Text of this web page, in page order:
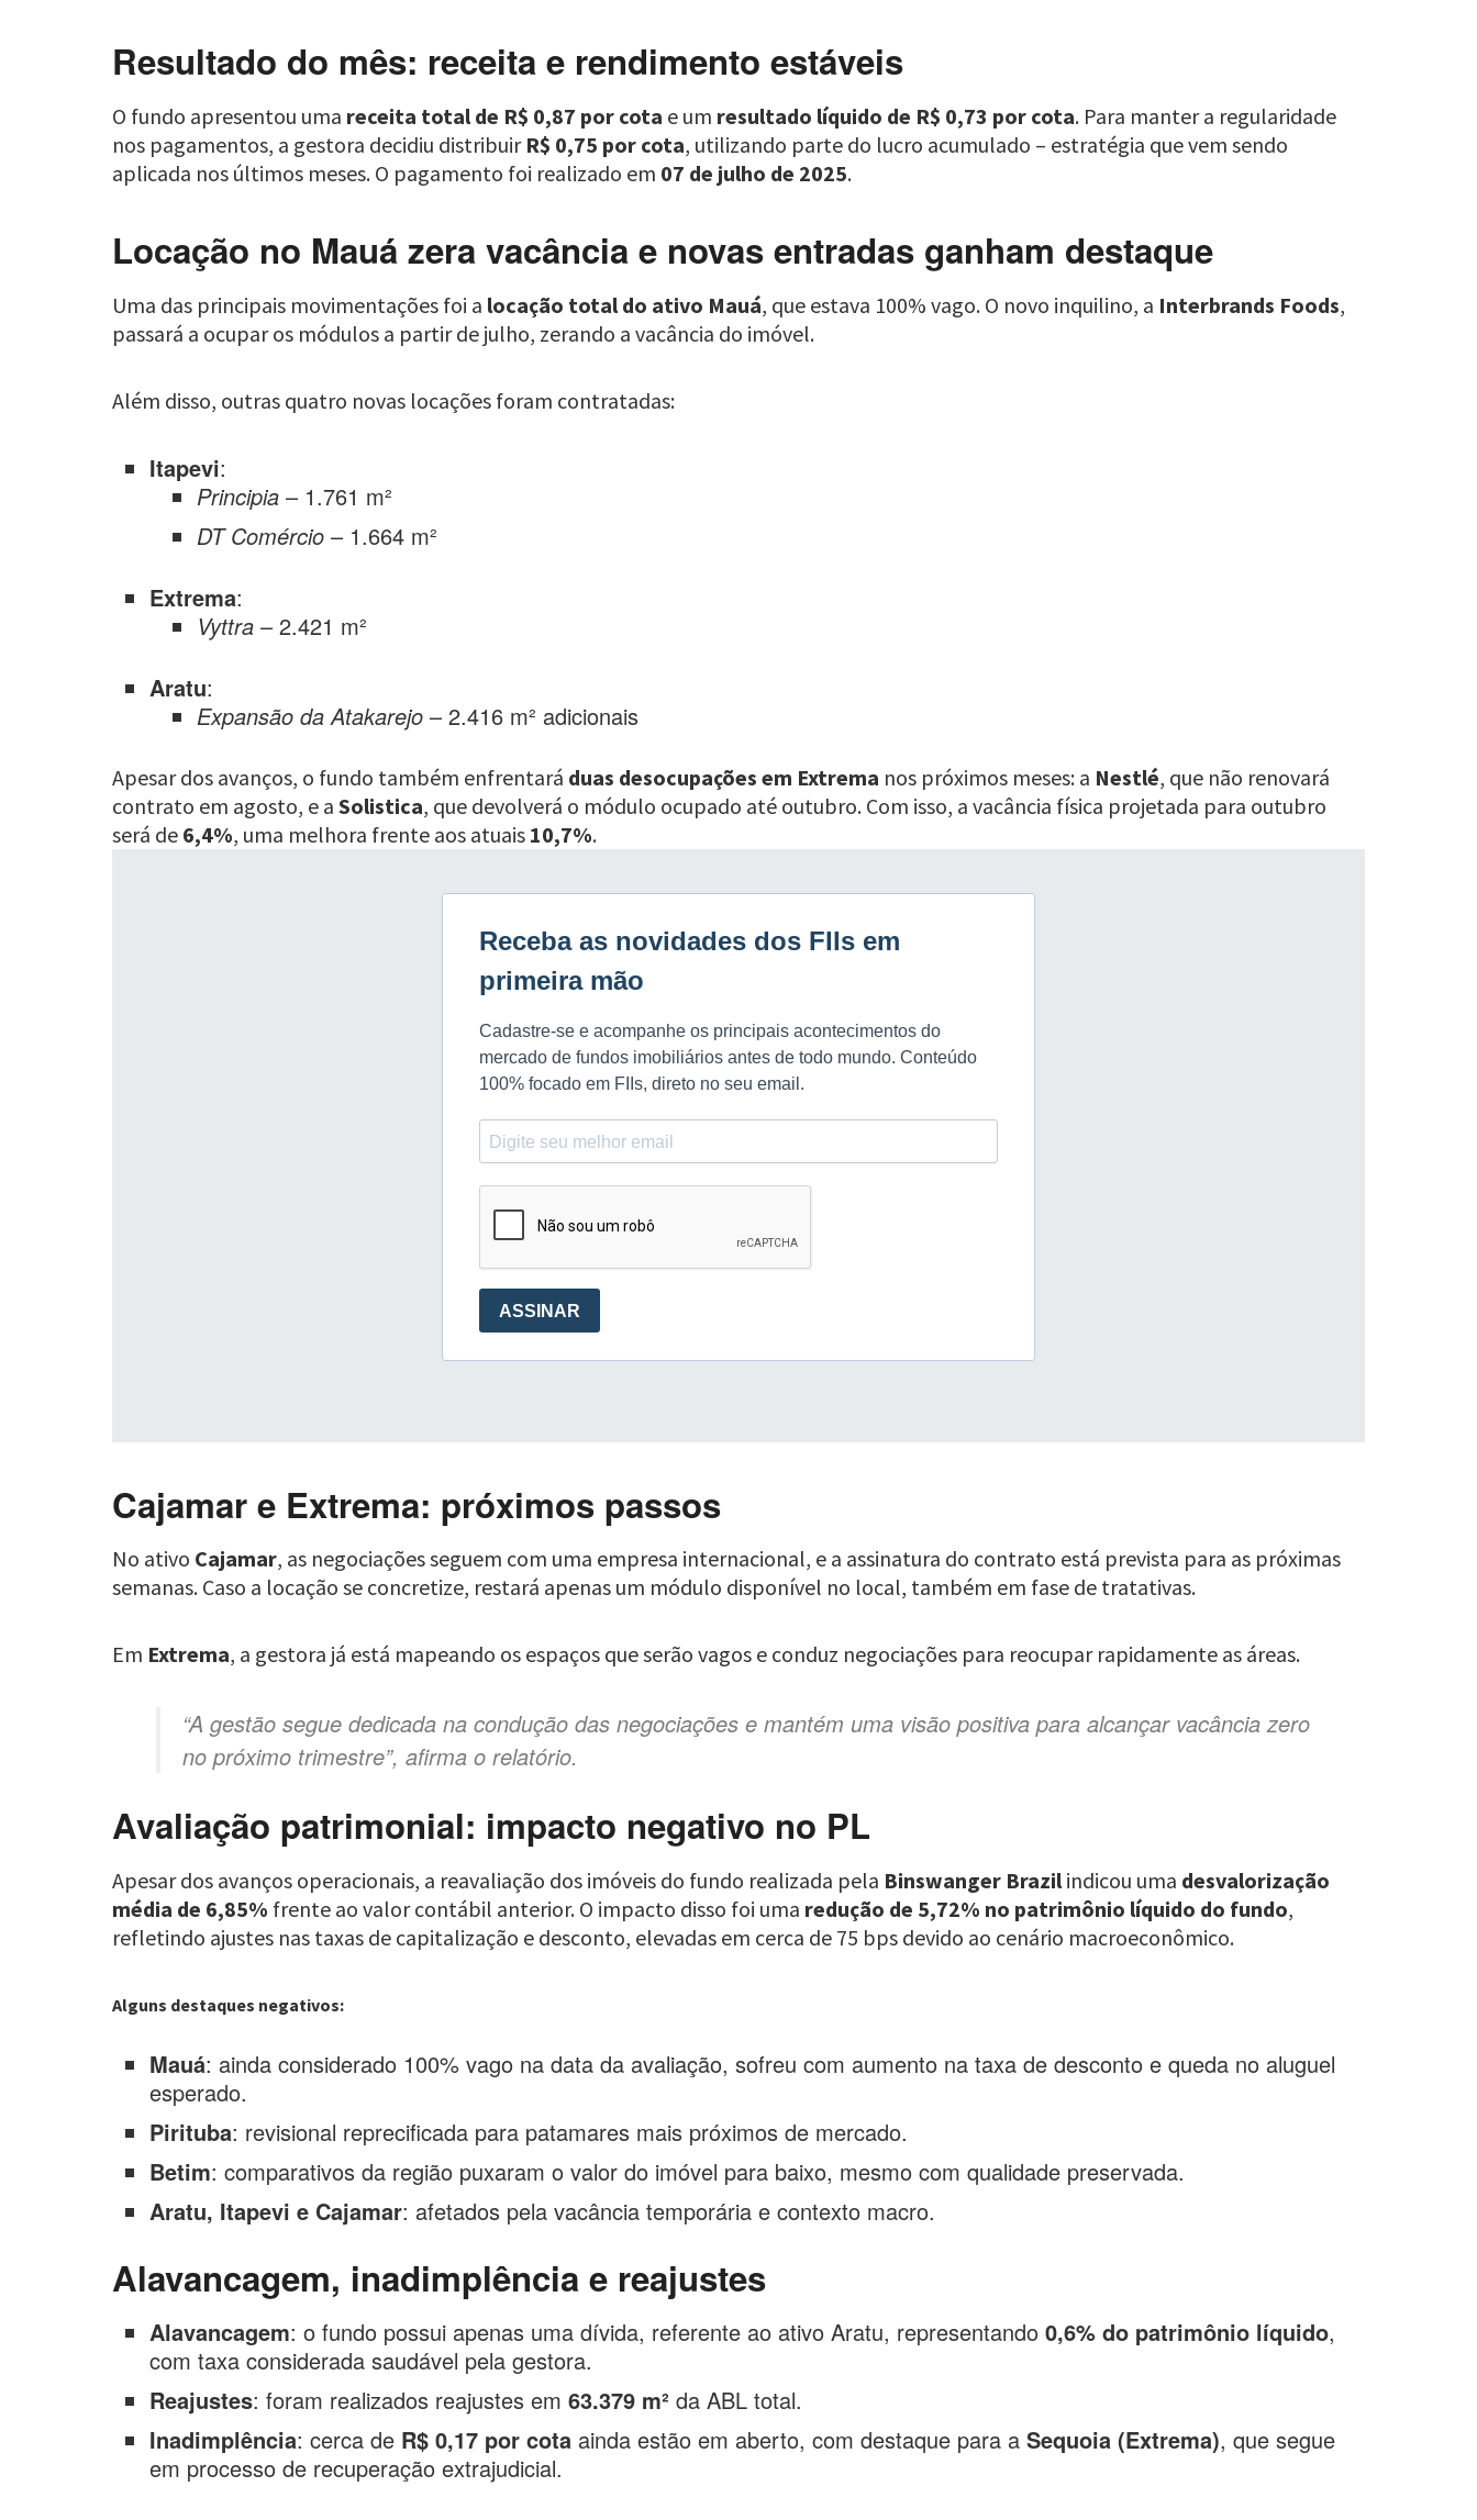
Resultado do mês: receita e rendimento estáveis
O fundo apresentou uma receita total de R$ 0,87 por cota e um resultado líquido de R$ 0,73 por cota. Para manter a regularidade
nos pagamentos, a gestora decidiu distribuir R$ 0,75 por cota, utilizando parte do lucro acumulado – estratégia que vem sendo
aplicada nos últimos meses. O pagamento foi realizado em 07 de julho de 2025.
Locação no Mauá zera vacância e novas entradas ganham destaque
Uma das principais movimentações foi a locação total do ativo Mauá, que estava 100% vago. O novo inquilino, a Interbrands Foods,
passará a ocupar os módulos a partir de julho, zerando a vacância do imóvel.
Além disso, outras quatro novas locações foram contratadas:
Itapevi:
Principia – 1.761 m²
DT Comércio – 1.664 m²
Extrema:
Vyttra – 2.421 m²
Aratu:
Expansão da Atakarejo – 2.416 m² adicionais
Apesar dos avanços, o fundo também enfrentará duas desocupações em Extrema nos próximos meses: a Nestlé, que não renovará
contrato em agosto, e a Solistica, que devolverá o módulo ocupado até outubro. Com isso, a vacância física projetada para outubro
será de 6,4%, uma melhora frente aos atuais 10,7%.
Cajamar e Extrema: próximos passos
No ativo Cajamar, as negociações seguem com uma empresa internacional, e a assinatura do contrato está prevista para as próximas
semanas. Caso a locação se concretize, restará apenas um módulo disponível no local, também em fase de tratativas.
Em Extrema, a gestora já está mapeando os espaços que serão vagos e conduz negociações para reocupar rapidamente as áreas.
“A gestão segue dedicada na condução das negociações e mantém uma visão positiva para alcançar vacância zero
no próximo trimestre”, afirma o relatório.
Avaliação patrimonial: impacto negativo no PL
Apesar dos avanços operacionais, a reavaliação dos imóveis do fundo realizada pela Binswanger Brazil indicou uma desvalorização
média de 6,85% frente ao valor contábil anterior. O impacto disso foi uma redução de 5,72% no patrimônio líquido do fundo,
refletindo ajustes nas taxas de capitalização e desconto, elevadas em cerca de 75 bps devido ao cenário macroeconômico.
Alguns destaques negativos:
Mauá: ainda considerado 100% vago na data da avaliação, sofreu com aumento na taxa de desconto e queda no aluguel
esperado.
Pirituba: revisional reprecificada para patamares mais próximos de mercado.
Betim: comparativos da região puxaram o valor do imóvel para baixo, mesmo com qualidade preservada.
Aratu, Itapevi e Cajamar: afetados pela vacância temporária e contexto macro.
Alavancagem, inadimplência e reajustes
Alavancagem: o fundo possui apenas uma dívida, referente ao ativo Aratu, representando0,6% do patrimônio líquido,
com taxa considerada saudável pela gestora.
Reajustes: foram realizados reajustes em63.379 m² da ABL total.
Inadimplência: cerca de R$ 0,17 por cota ainda estão em aberto, com destaque para aSequoia (Extrema), que segue
em processo de recuperação extrajudicial.